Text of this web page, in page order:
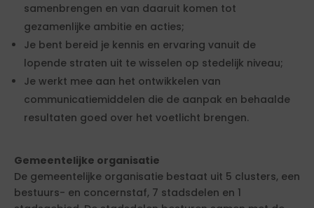
samenbrengen en van daaruit komen tot
gezamenlijke ambitie en acties;
Je bent bereid je kennis en ervaring vanuit de
lopende straten uit te wisselen op stedelijk niveau;
Je werkt mee aan het ontwikkelen van
communicatiemiddelen die de aanpak en behaalde
resultaten goed over het voetlicht brengen.
Gemeentelijke organisatie
De gemeentelijke organisatie bestaat uit 5 clusters, een
bestuurs- en concernstaf, 7 stadsdelen en 1